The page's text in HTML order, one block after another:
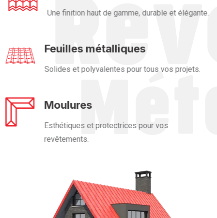
Une finition haut de gamme, durable et élégante.
Feuilles métalliques
Solides et polyvalentes pour tous vos projets.
Moulures
Esthétiques et protectrices pour vos
revêtements.